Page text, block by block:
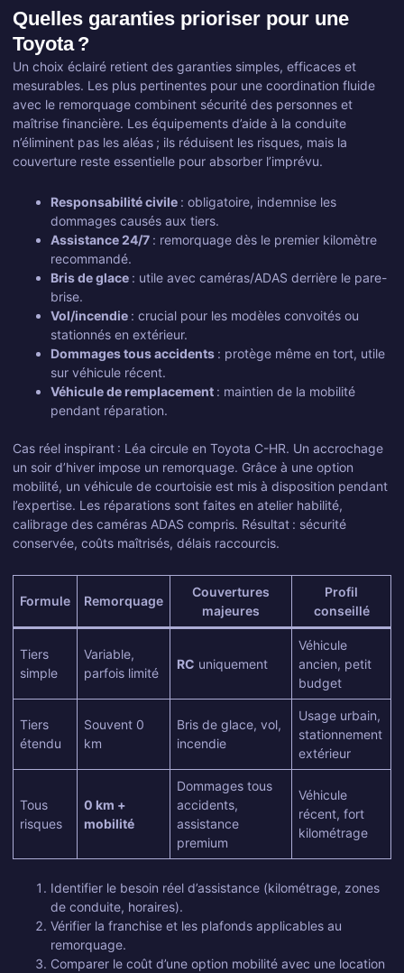
Quelles garanties prioriser pour une
Toyota ?
Un choix éclairé retient des garanties simples, efficaces et
mesurables. Les plus pertinentes pour une coordination fluide
avec le remorquage combinent sécurité des personnes et
maîtrise financière. Les équipements d’aide à la conduite
n’éliminent pas les aléas ; ils réduisent les risques, mais la
couverture reste essentielle pour absorber l’imprévu.
Responsabilité civile : obligatoire, indemnise les
dommages causés aux tiers.
Assistance 24/7 : remorquage dès le premier kilomètre
recommandé.
Bris de glace : utile avec caméras/ADAS derrière le pare-
brise.
Vol/incendie : crucial pour les modèles convoités ou
stationnés en extérieur.
Dommages tous accidents : protège même en tort, utile
sur véhicule récent.
Véhicule de remplacement : maintien de la mobilité
pendant réparation.
Cas réel inspirant : Léa circule en Toyota C-HR. Un accrochage
un soir d’hiver impose un remorquage. Grâce à une option
mobilité, un véhicule de courtoisie est mis à disposition pendant
l’expertise. Les réparations sont faites en atelier habilité,
calibrage des caméras ADAS compris. Résultat : sécurité
conservée, coûts maîtrisés, délais raccourcis.
Formule Remorquage
Couvertures
majeures
Profil
conseillé
Tiers
simple
Variable,
parfois limité
RC uniquement
Véhicule
ancien, petit
budget
Tiers
étendu
Souvent 0
km
Bris de glace, vol,
incendie
Usage urbain,
stationnement
extérieur
Tous
risques
0 km +
mobilité
Dommages tous
accidents,
assistance
premium
Véhicule
récent, fort
kilométrage
Identifier le besoin réel d’assistance (kilométrage, zones
de conduite, horaires).
Vérifier la franchise et les plafonds applicables au
remorquage.
Comparer le coût d’une option mobilité avec une location